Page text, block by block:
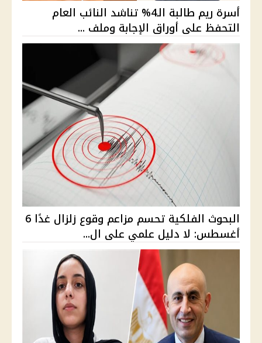
أسرة ريم طالبة الـ4% تناشد النائب العام
التحفظ على أوراق الإجابة وملف ...
البحوث الفلكية تحسم مزاعم وقوع زلزال غدًا 6
أغسطس: لا دليل علمي على ال...